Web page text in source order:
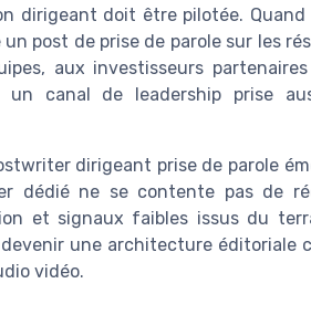
dirigeant doit être pilotée. Quand
un post de prise de parole sur les
aux investisseurs
un canal de leadership prise
dirigeant prise de parole
dédié ne se contente pas de
et signaux faibles issus du
une architecture éditoriale
vidéo.